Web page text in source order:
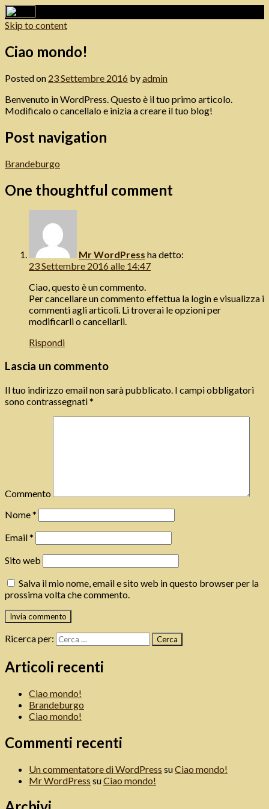
Skip to content
Digital Art Work
Ciao mondo!
Posted on 23 Settembre 2016 byadmin
Benvenuto in WordPress. Questo è il tuo primo articolo.
Modificalo o cancellalo e inizia a creare il tuo blog!
Post navigation
Brandeburgo
One thoughtful comment
Mr WordPress ha detto:
23 Settembre 2016 alle 14:47
Ciao, questo è un commento.
Per cancellare un commento effettua la login e visualizza i
commenti agli articoli. Lì troverai le opzioni per
modificarli o cancellarli.
Rispondi
Lascia un commento
Il tuo indirizzo email non sarà pubblicato. I campi obbligatori
sono contrassegnati*
Commento
Nome*
Email*
Sito web
Salva il mio nome, email e sito web in questo browser per la
prossima volta che commento.
Ricerca per:
Articoli recenti
Ciao mondo!
Brandeburgo
Ciao mondo!
Commenti recenti
Un commentatore di WordPress suCiao mondo!
Mr WordPress suCiao mondo!